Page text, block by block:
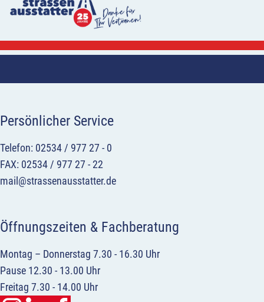
Persönlicher Service
Telefon: 02534 / 977 27 - 0
FAX: 02534 / 977 27 - 22
mail@strassenausstatter.de
Öffnungszeiten & Fachberatung
Montag – Donnerstag 7.30 - 16.30 Uhr
Pause 12.30 - 13.00 Uhr
Freitag 7.30 - 14.00 Uhr